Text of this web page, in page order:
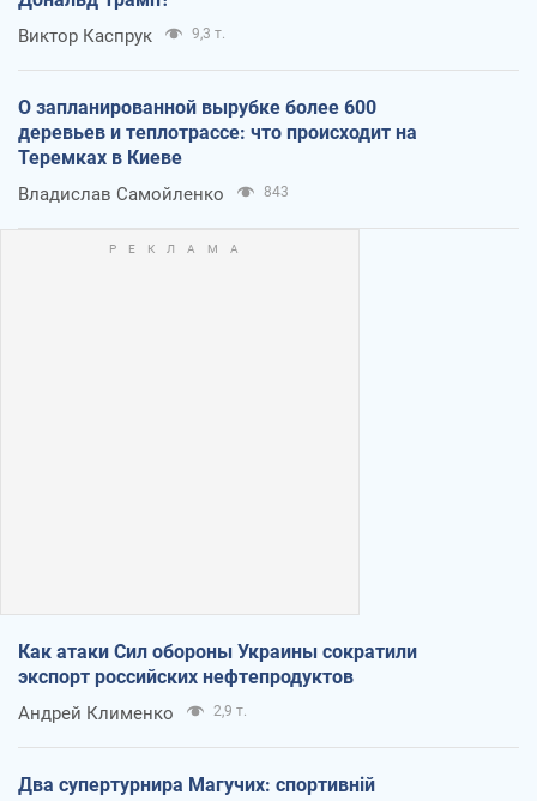
Виктор Каспрук 9,3 т.
О запланированной вырубке более 600
деревьев и теплотрассе: что происходит на
Теремках в Киеве
Владислав Самойленко 843
Как атаки Сил обороны Украины сократили
экспорт российских нефтепродуктов
Андрей Клименко 2,9 т.
Два супертурнира Магучих: спортивній